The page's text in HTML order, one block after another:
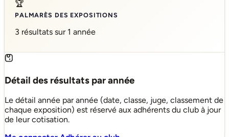
🏆
PALMARÈS DES EXPOSITIONS
3 résultats sur 1 année
Détail des résultats par année
Le détail année par année (date, classe, juge, classement de
chaque exposition) est réservé aux adhérents du club à jour
de leur cotisation.